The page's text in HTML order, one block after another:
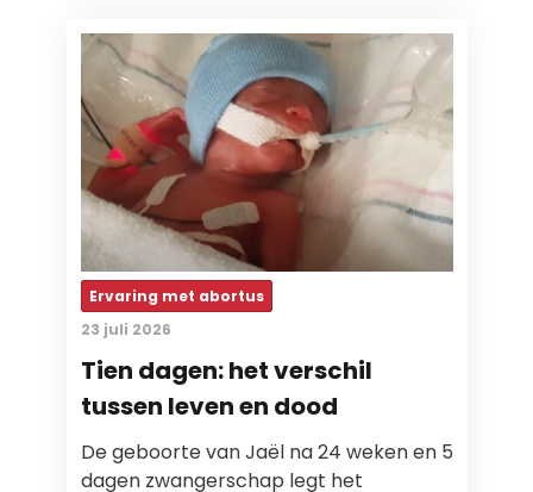
Ervaring met abortus
23 juli 2026
Tien dagen: het verschil
tussen leven en dood
De geboorte van Jaël na 24 weken en 5
dagen zwangerschap legt het